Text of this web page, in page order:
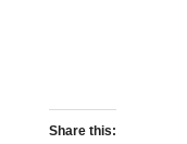
Share this: